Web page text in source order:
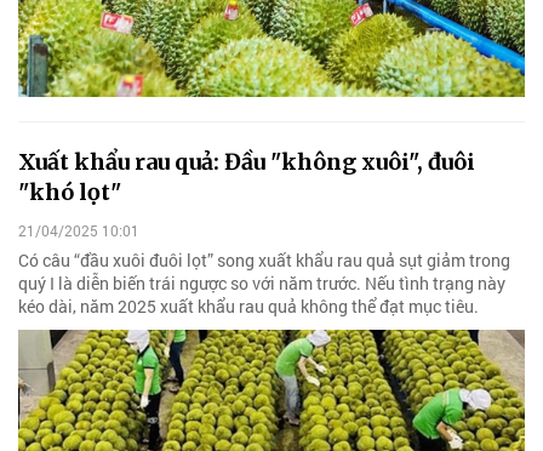
Xuất khẩu rau quả: Đầu "không xuôi", đuôi
"khó lọt"
21/04/2025 10:01
Có câu “đầu xuôi đuôi lọt” song xuất khẩu rau quả sụt giảm trong
quý I là diễn biến trái ngược so với năm trước. Nếu tình trạng này
kéo dài, năm 2025 xuất khẩu rau quả không thể đạt mục tiêu.